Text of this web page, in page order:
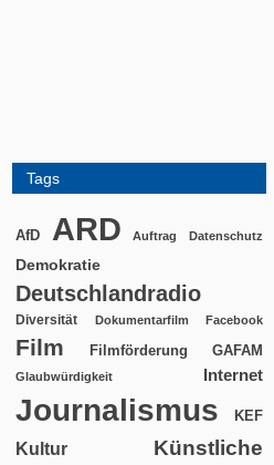
Tags
AfD ARD Auftrag Datenschutz
Demokratie
Deutschlandradio
Diversität Dokumentarfilm Facebook
Film Filmförderung GAFAM
Glaubwürdigkeit Internet
Journalismus KEF
Kultur
Künstliche